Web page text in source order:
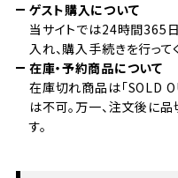
ゲスト購入について
当サイトでは24時間365
入れ、購入手続きを行って
在庫・予約商品について
在庫切れ商品は「SOLD
は不可。万一、注文後に
す。